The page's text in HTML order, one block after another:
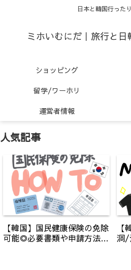
日本と韓国行った
ミホいむにだ｜旅行と
ショッピング
留学/ワーホリ
運営者情報
人気記事
【韓国】国民健康保険の免除
可能◎必要書類や申請方法の
洞/